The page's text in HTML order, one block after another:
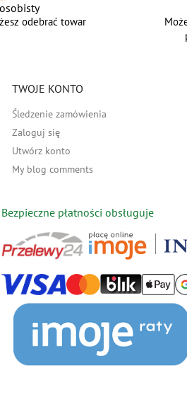
odebrać towar
TWOJE KONTO
Śledzenie zamówienia
Zaloguj się
Utwórz konto
My blog comments
Bezpieczne płatności obsługuje